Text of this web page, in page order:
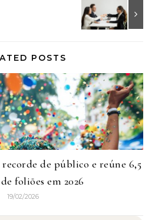
POSTS
de público e reúne 6,5
foliões em 2026
19/02/2026